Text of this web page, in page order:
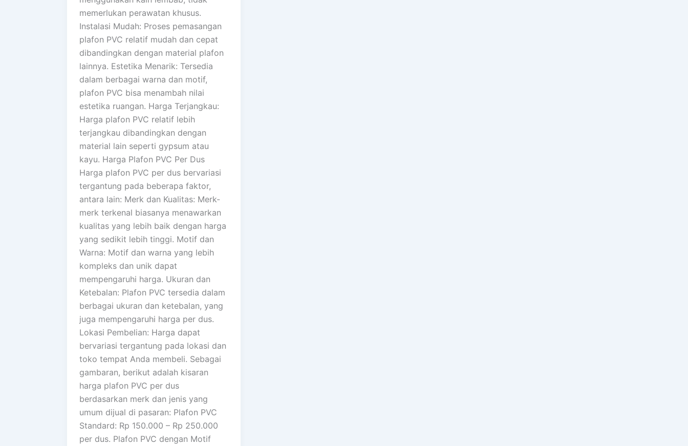
memerlukan perawatan khusus.
Instalasi Mudah: Proses pemasangan
plafon PVC relatif mudah dan cepat
dibandingkan dengan material plafon
lainnya. Estetika Menarik: Tersedia
dalam berbagai warna dan motif,
plafon PVC bisa menambah nilai
estetika ruangan. Harga Terjangkau:
Harga plafon PVC relatif lebih
terjangkau dibandingkan dengan
material lain seperti gypsum atau
kayu. Harga Plafon PVC Per Dus
Harga plafon PVC per dus bervariasi
tergantung pada beberapa faktor,
antara lain: Merk dan Kualitas: Merk-
merk terkenal biasanya menawarkan
kualitas yang lebih baik dengan harga
yang sedikit lebih tinggi. Motif dan
Warna: Motif dan warna yang lebih
kompleks dan unik dapat
mempengaruhi harga. Ukuran dan
Ketebalan: Plafon PVC tersedia dalam
berbagai ukuran dan ketebalan, yang
juga mempengaruhi harga per dus.
Lokasi Pembelian: Harga dapat
bervariasi tergantung pada lokasi dan
toko tempat Anda membeli. Sebagai
gambaran, berikut adalah kisaran
harga plafon PVC per dus
berdasarkan merk dan jenis yang
umum dijual di pasaran: Plafon PVC
Standard: Rp 150.000 – Rp 250.000
per dus. Plafon PVC dengan Motif